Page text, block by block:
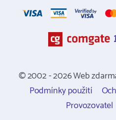
© 2002 - 2026 Web
Podmínky použití
Provozovatel